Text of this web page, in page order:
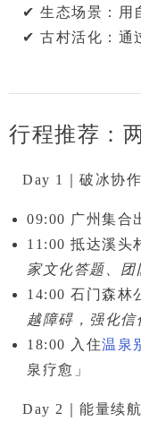
✔ 生态场景
✔ 古村活化 ：
行程推荐：
Day 1｜破冰协作
09:00 广州集合
11:00 抵达溪头
家文化答题、
14:00 石门森林
越障碍，强化信
18:00 入住温泉
泉疗愈」
Day 2｜能量续航